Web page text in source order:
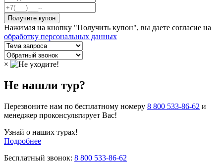
Нажимая на кнопку "Получить купон", вы даете согласие на
обработку персональных данных
×
Не нашли тур?
Перезвоните нам по бесплатному номеру 8 800 533-86-62 и
менеджер проконсультирует Вас!
Узнай о наших турах!
Подробнее
Бесплатный звонок: 8 800 533-86-62